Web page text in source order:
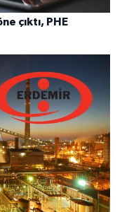
çıktı, PHE